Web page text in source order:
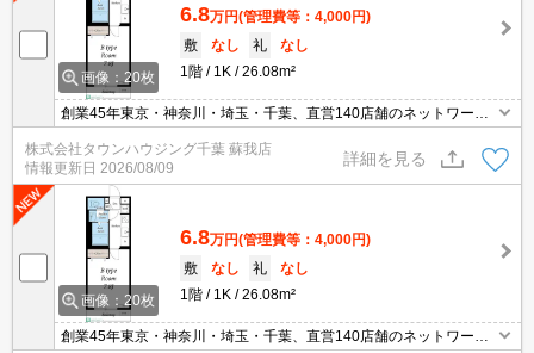
画像：20枚
6.8万円(管理費等：4,000円)
敷
なし 礼
なし
1階
1K 26.08m²
創業45年東京・神奈川・埼玉・千葉、直営140店舗のネットワーク
でお部屋探しをサポートするタウンハウジング。お部屋探しは【タ
ウンハウジング】にお任せ下さい！
株式会社タウンハウジング千葉 蘇我店
情報更新日 2026/08/09
詳細を見る
画像：20枚
6.8万円(管理費等：4,000円)
敷
なし 礼
なし
1階
1K 26.08m²
創業45年東京・神奈川・埼玉・千葉、直営140店舗のネットワーク